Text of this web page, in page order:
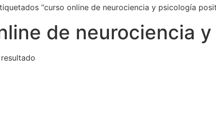
“curso online de neurociencia y psicología
de neurociencia